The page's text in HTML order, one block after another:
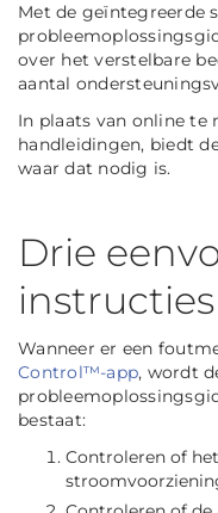
Met de geïntegreerde
over het verstelbare
aantal
In plaats van online te
handleidingen, biedt
waar dat nodig is.
Drie
instructies
Wanneer er een
Control™-app, wordt
bestaat:
Controleren of